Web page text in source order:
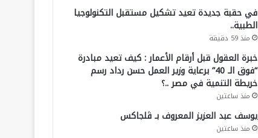
في حقبة جديدة تعيد تشكيل مستقبل التكنولوجيا
الطبية..
منذ 59 دقيقة
خبرة العقول قبل أرقام الأعمار : كيف تعيد مبادرة
“فوق الـ 40” برعاية وزير العمل حسن رداد رسم
خريطة التنمية في مصر ..؟
منذ ساعتين
يوسف عبد العزيز المعروف بـ ڤلجاكس
منذ ساعتين